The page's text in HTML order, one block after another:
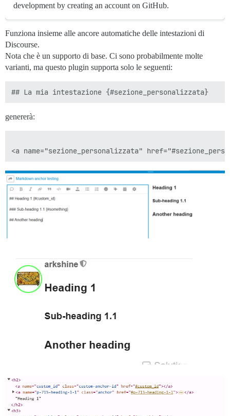
development by creating an account on GitHub.
Funziona insieme alle ancore automatiche delle intestazioni di
Discourse.
Nota che è un supporto di base. Ci sono probabilmente molte
varianti, ma questo plugin supporta solo le seguenti:
genererà: